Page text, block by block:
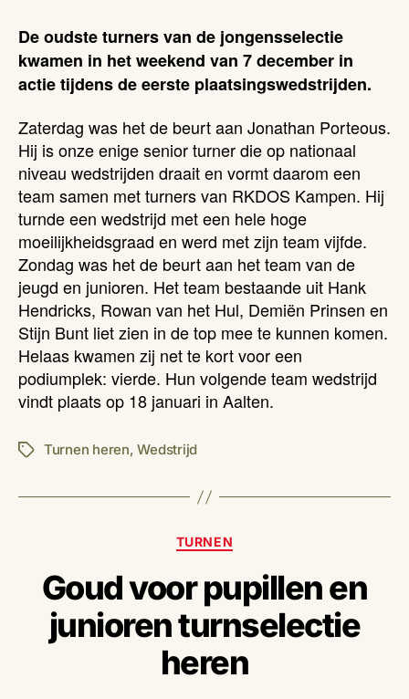
De oudste turners van de jongensselectie
kwamen in het weekend van 7 december in
actie tijdens de eerste plaatsingswedstrijden.
Zaterdag was het de beurt aan Jonathan Porteous.
Hij is onze enige senior turner die op nationaal
niveau wedstrijden draait en vormt daarom een
team samen met turners van RKDOS Kampen. Hij
turnde een wedstrijd met een hele hoge
moeilijkheidsgraad en werd met zijn team vijfde.
Zondag was het de beurt aan het team van de
jeugd en junioren. Het team bestaande uit Hank
Hendricks, Rowan van het Hul, Demiën Prinsen en
Stijn Bunt liet zien in de top mee te kunnen komen.
Helaas kwamen zij net te kort voor een
podiumplek: vierde. Hun volgende team wedstrijd
vindt plaats op 18 januari in Aalten.
TagsTurnen heren,Wedstrijd
Categorieën
TURNEN
Goud voor pupillen en
junioren turnselectie
heren